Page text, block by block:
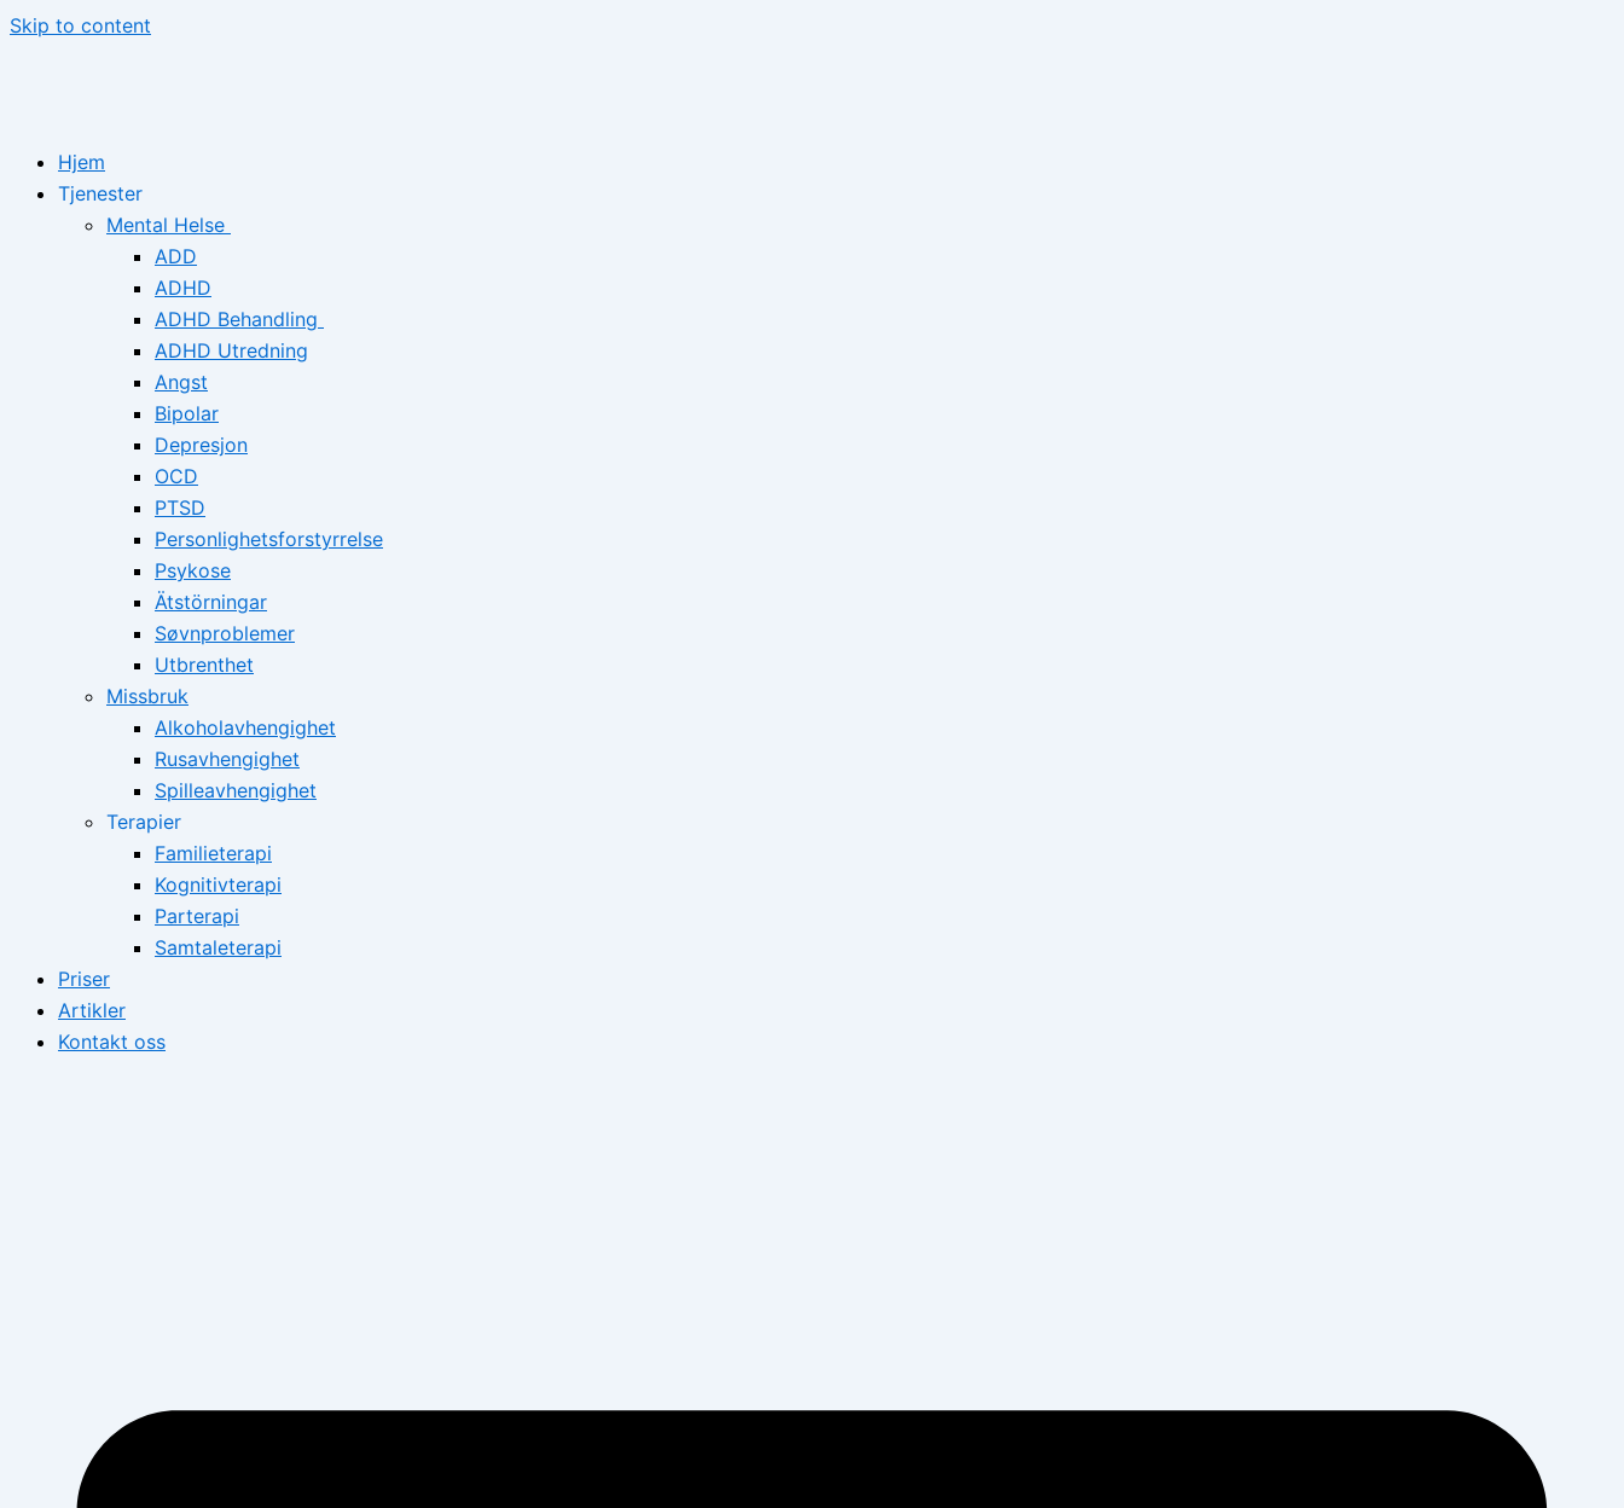
Skip to content
Hjem
Tjenester
Mental Helse
ADD
ADHD
ADHD Behandling
ADHD Utredning
Angst
Bipolar
Depresjon
OCD
PTSD
Personlighetsforstyrrelse
Psykose
Ätstörningar
Søvnproblemer
Utbrenthet
Missbruk
Alkoholavhengighet
Rusavhengighet
Spilleavhengighet
Terapier
Familieterapi
Kognitivterapi
Parterapi
Samtaleterapi
Priser
Artikler
Kontakt oss